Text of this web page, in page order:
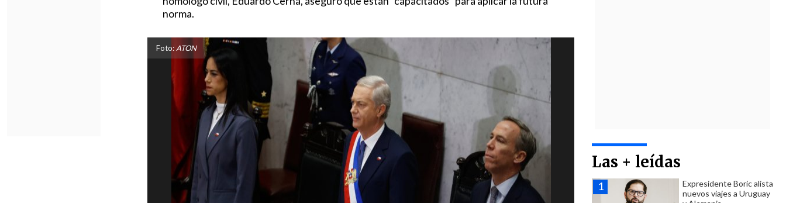
norma.
Foto: ATON
Las + leídas
Expresidente Boric alista
nuevos viajes a Uruguay